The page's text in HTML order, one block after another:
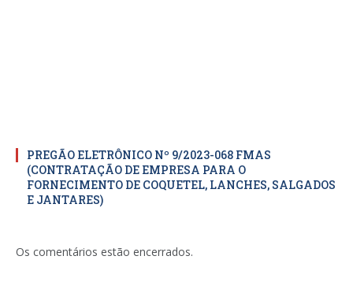
PREGÃO ELETRÔNICO Nº 9/2023-068 FMAS
(CONTRATAÇÃO DE EMPRESA PARA O
FORNECIMENTO DE COQUETEL, LANCHES, SALGADOS
E JANTARES)
Os comentários estão encerrados.